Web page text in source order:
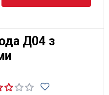
Д04 з